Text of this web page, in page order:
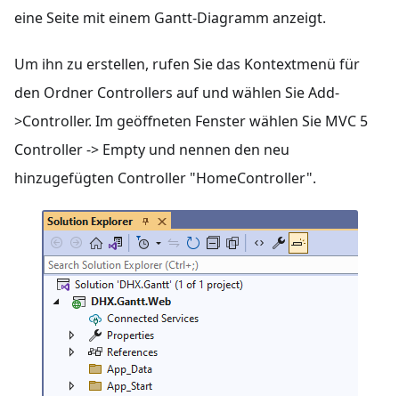
eine Seite mit einem Gantt-Diagramm anzeigt.
Um ihn zu erstellen, rufen Sie das Kontextmenü für
den Ordner Controllers auf und wählen Sie Add-
>Controller. Im geöffneten Fenster wählen Sie MVC 5
Controller -> Empty und nennen den neu
hinzugefügten Controller "HomeController".